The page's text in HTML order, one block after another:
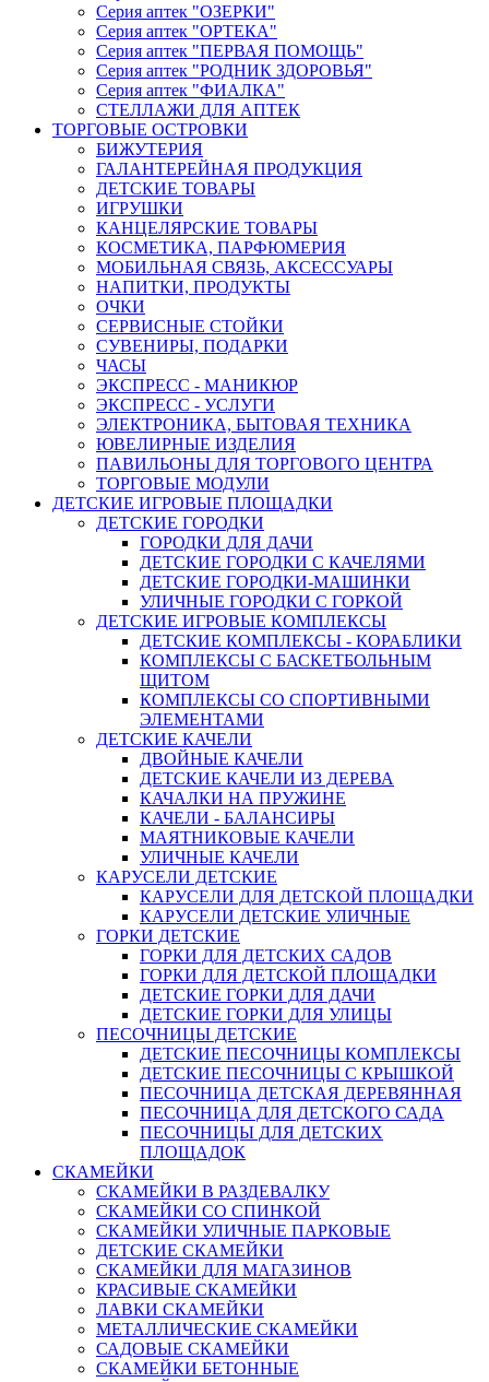
Серия аптек "ОЗЕРКИ"
Серия аптек "ОРТЕКА"
Серия аптек "ПЕРВАЯ ПОМОЩЬ"
Серия аптек "РОДНИК ЗДОРОВЬЯ"
Серия аптек "ФИАЛКА"
СТЕЛЛАЖИ ДЛЯ АПТЕК
ТОРГОВЫЕ ОСТРОВКИ
БИЖУТЕРИЯ
ГАЛАНТЕРЕЙНАЯ ПРОДУКЦИЯ
ДЕТСКИЕ ТОВАРЫ
ИГРУШКИ
КАНЦЕЛЯРСКИЕ ТОВАРЫ
КОСМЕТИКА, ПАРФЮМЕРИЯ
МОБИЛЬНАЯ СВЯЗЬ, АКСЕССУАРЫ
НАПИТКИ, ПРОДУКТЫ
ОЧКИ
СЕРВИСНЫЕ СТОЙКИ
СУВЕНИРЫ, ПОДАРКИ
ЧАСЫ
ЭКСПРЕСС - МАНИКЮР
ЭКСПРЕСС - УСЛУГИ
ЭЛЕКТРОНИКА, БЫТОВАЯ ТЕХНИКА
ЮВЕЛИРНЫЕ ИЗДЕЛИЯ
ПАВИЛЬОНЫ ДЛЯ ТОРГОВОГО ЦЕНТРА
ТОРГОВЫЕ МОДУЛИ
ДЕТСКИЕ ИГРОВЫЕ ПЛОЩАДКИ
ДЕТСКИЕ ГОРОДКИ
ГОРОДКИ ДЛЯ ДАЧИ
ДЕТСКИЕ ГОРОДКИ С КАЧЕЛЯМИ
ДЕТСКИЕ ГОРОДКИ-МАШИНКИ
УЛИЧНЫЕ ГОРОДКИ С ГОРКОЙ
ДЕТСКИЕ ИГРОВЫЕ КОМПЛЕКСЫ
ДЕТСКИЕ КОМПЛЕКСЫ - КОРАБЛИКИ
КОМПЛЕКСЫ С БАСКЕТБОЛЬНЫМ
ЩИТОМ
КОМПЛЕКСЫ СО СПОРТИВНЫМИ
ЭЛЕМЕНТАМИ
ДЕТСКИЕ КАЧЕЛИ
ДВОЙНЫЕ КАЧЕЛИ
ДЕТСКИЕ КАЧЕЛИ ИЗ ДЕРЕВА
КАЧАЛКИ НА ПРУЖИНЕ
КАЧЕЛИ - БАЛАНСИРЫ
МАЯТНИКОВЫЕ КАЧЕЛИ
УЛИЧНЫЕ КАЧЕЛИ
КАРУСЕЛИ ДЕТСКИЕ
КАРУСЕЛИ ДЛЯ ДЕТСКОЙ ПЛОЩАДКИ
КАРУСЕЛИ ДЕТСКИЕ УЛИЧНЫЕ
ГОРКИ ДЕТСКИЕ
ГОРКИ ДЛЯ ДЕТСКИХ САДОВ
ГОРКИ ДЛЯ ДЕТСКОЙ ПЛОЩАДКИ
ДЕТСКИЕ ГОРКИ ДЛЯ ДАЧИ
ДЕТСКИЕ ГОРКИ ДЛЯ УЛИЦЫ
ПЕСОЧНИЦЫ ДЕТСКИЕ
ДЕТСКИЕ ПЕСОЧНИЦЫ КОМПЛЕКСЫ
ДЕТСКИЕ ПЕСОЧНИЦЫ С КРЫШКОЙ
ПЕСОЧНИЦА ДЕТСКАЯ ДЕРЕВЯННАЯ
ПЕСОЧНИЦА ДЛЯ ДЕТСКОГО САДА
ПЕСОЧНИЦЫ ДЛЯ ДЕТСКИХ
ПЛОЩАДОК
СКАМЕЙКИ
СКАМЕЙКИ В РАЗДЕВАЛКУ
СКАМЕЙКИ СО СПИНКОЙ
СКАМЕЙКИ УЛИЧНЫЕ ПАРКОВЫЕ
ДЕТСКИЕ СКАМЕЙКИ
СКАМЕЙКИ ДЛЯ МАГАЗИНОВ
КРАСИВЫЕ СКАМЕЙКИ
ЛАВКИ СКАМЕЙКИ
МЕТАЛЛИЧЕСКИЕ СКАМЕЙКИ
САДОВЫЕ СКАМЕЙКИ
СКАМЕЙКИ БЕТОННЫЕ